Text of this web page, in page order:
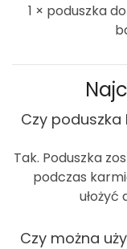
1 × poduszka
Czy poduszka
Tak. Poduszka
podczas
Czy można